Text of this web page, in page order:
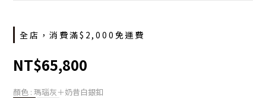
全店，消費滿$2,000免運費
NT$65,800
顏色 : 瑪瑙灰＋奶昔白銀釦